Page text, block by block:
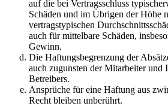
auf die bei Vertragsschluss
Schäden und im Übrigen der Höhe
vertragstypischen
auch für mittelbare Schäden,
Gewinn.
Die Haftungsbegrenzung der
auch zugunsten der Mitarbeiter und
Betreibers.
Ansprüche für eine Haftung aus
Recht bleiben unberührt.